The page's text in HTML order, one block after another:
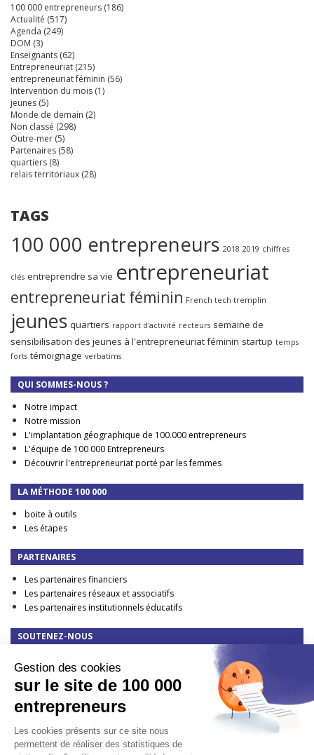
100 000 entrepreneurs (186)
Actualité (517)
Agenda (249)
DOM (3)
Enseignants (62)
Entrepreneuriat (215)
entrepreneuriat féminin (56)
Intervention du mois (1)
jeunes (5)
Monde de demain (2)
Non classé (298)
Outre-mer (5)
Partenaires (58)
quartiers (8)
relais territoriaux (28)
TAGS
100 000 entrepreneurs 2018 2019 chiffres
clés entreprendre sa vie entrepreneuriat
entrepreneuriat féminin French tech tremplin
jeunes quartiers rapport d'activité recteurs semaine de
sensibilisation des jeunes à l'entrepreneuriat féminin startup temps
forts témoignage verbatims
QUI SOMMES-NOUS ?
Notre impact
Notre mission
L'implantation géographique de 100.000 entrepreneurs
L'équipe de 100 000 Entrepreneurs
Découvrir l'entrepreneuriat porté par les femmes
LA MÉTHODE 100 000
boite à outils
Les étapes
PARTENAIRES
Les partenaires financiers
Les partenaires réseaux et associatifs
Les partenaires institutionnels éducatifs
SOUTENEZ-NOUS
DEVENIR PARTENAIRE FINANCIER
TAXE D'APPRENTISSAGE : elle change en 2023 !
CONTACT
Presse
Gestion des cookies
sur le site de 100 000
entrepreneurs
Les cookies présents sur ce site nous
permettent de réaliser des statistiques de